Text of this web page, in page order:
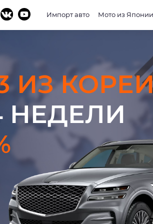
Импорт авто Мото из Японии
ИЗ
НЕДЕЛИ